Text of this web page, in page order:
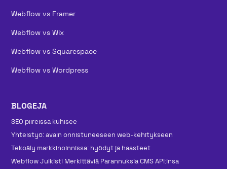
Webflow vs Framer
Webflow vs Wix
Webflow vs Squarespace
Webflow vs Wordpress
BLOGEJA
SEO piireissä kuhisee
Yhteistyö: avain onnistuneeseen web-kehitykseen
Tekoäly markkinoinnissa: hyödyt ja haasteet
Webflow Julkisti Merkittäviä Parannuksia CMS API:insa